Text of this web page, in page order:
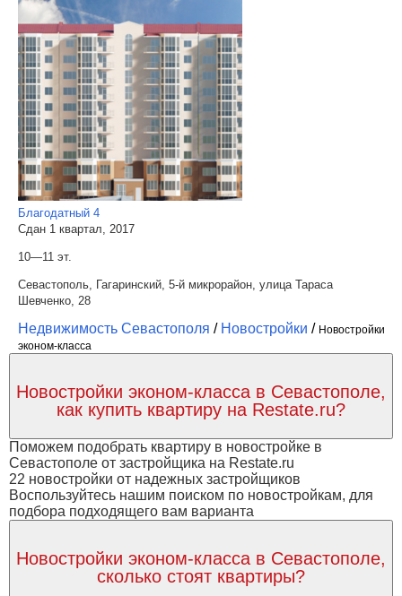
Благодатный 4
Сдан 1 квартал, 2017
10—11 эт.
Севастополь, Гагаринский, 5-й микрорайон, улица Тараса
Шевченко, 28
Недвижимость Севастополя / Новостройки / Новостройки
эконом-класса
Новостройки эконом-класса в Севастополе,
как купить квартиру на Restate.ru?
Поможем подобрать квартиру в новостройке в
Севастополе от застройщика на Restate.ru
22 новостройки от надежных застройщиков
Воспользуйтесь нашим поиском по новостройкам, для
подбора подходящего вам варианта
Новостройки эконом-класса в Севастополе,
сколько стоят квартиры?